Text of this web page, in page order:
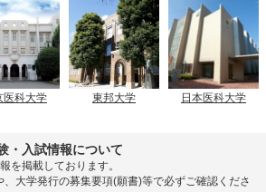
医科大学 東邦大学 日本医科大学
・入試情報について
を掲載しております。
大学発行の募集要項(願書)等で必ずご確認くださ